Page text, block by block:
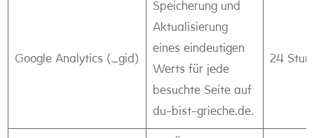
Google Analytics (_gid)
Speicherung und
Aktualisierung
eines eindeutigen
Werts für jede
besuchte Seite auf
du-bist-grieche.de.
24